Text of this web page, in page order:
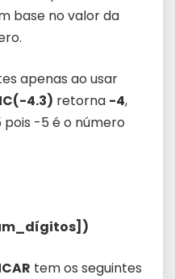
base no valor da
apenas ao usar
4.3) retorna -4,
-5 é o número
tem os seguintes